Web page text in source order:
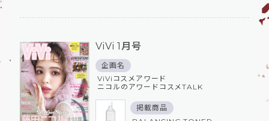
ViVi 1月号
企画名
ViViコスメアワード
ニコルのアワードコスメTALK
掲載商品